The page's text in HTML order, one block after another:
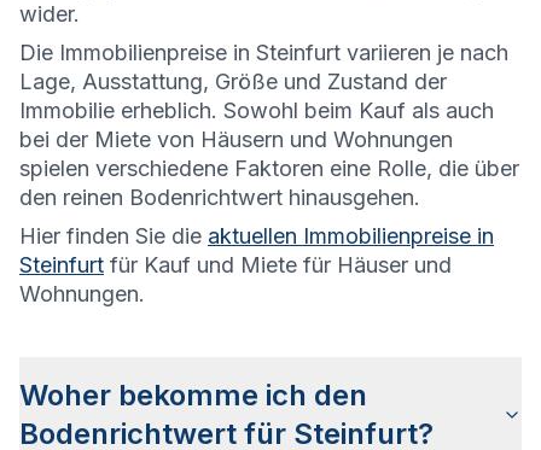
wider.
Die Immobilienpreise in Steinfurt variieren je nach
Lage, Ausstattung, Größe und Zustand der
Immobilie erheblich. Sowohl beim Kauf als auch
bei der Miete von Häusern und Wohnungen
spielen verschiedene Faktoren eine Rolle, die über
den reinen Bodenrichtwert hinausgehen.
Hier finden Sie die aktuellen Immobilienpreise in
Steinfurt für Kauf und Miete für Häuser und
Wohnungen.
Woher bekomme ich den
Bodenrichtwert für Steinfurt?